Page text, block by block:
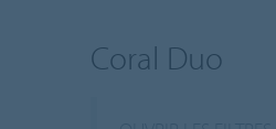
Coral Duo